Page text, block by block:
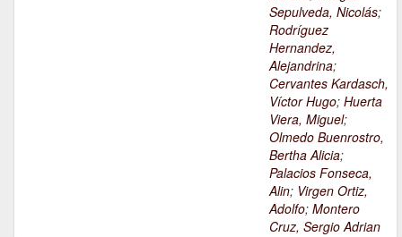
Sepulveda, Nicolás;
Rodríguez
Hernandez,
Alejandrina;
Cervantes Kardasch,
Víctor Hugo; Huerta
Viera, Miguel;
Olmedo Buenrostro,
Bertha Alicia;
Palacios Fonseca,
Alin; Virgen Ortiz,
Adolfo; Montero
Cruz, Sergio Adrian